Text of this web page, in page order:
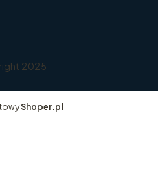
2025
Shoper.pl
0. Zobacz szczegóły